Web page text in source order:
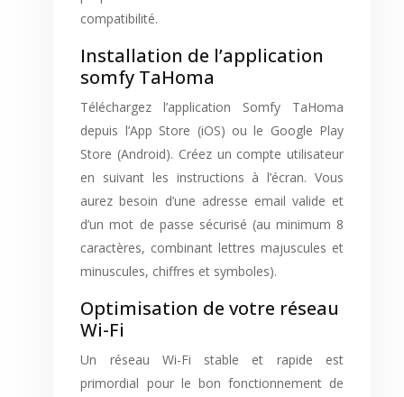
compatibilité.
Installation de l’application
somfy TaHoma
Téléchargez l’application Somfy TaHoma
depuis l’App Store (iOS) ou le Google Play
Store (Android). Créez un compte utilisateur
en suivant les instructions à l’écran. Vous
aurez besoin d’une adresse email valide et
d’un mot de passe sécurisé (au minimum 8
caractères, combinant lettres majuscules et
minuscules, chiffres et symboles).
Optimisation de votre réseau
Wi-Fi
Un réseau Wi-Fi stable et rapide est
primordial pour le bon fonctionnement de